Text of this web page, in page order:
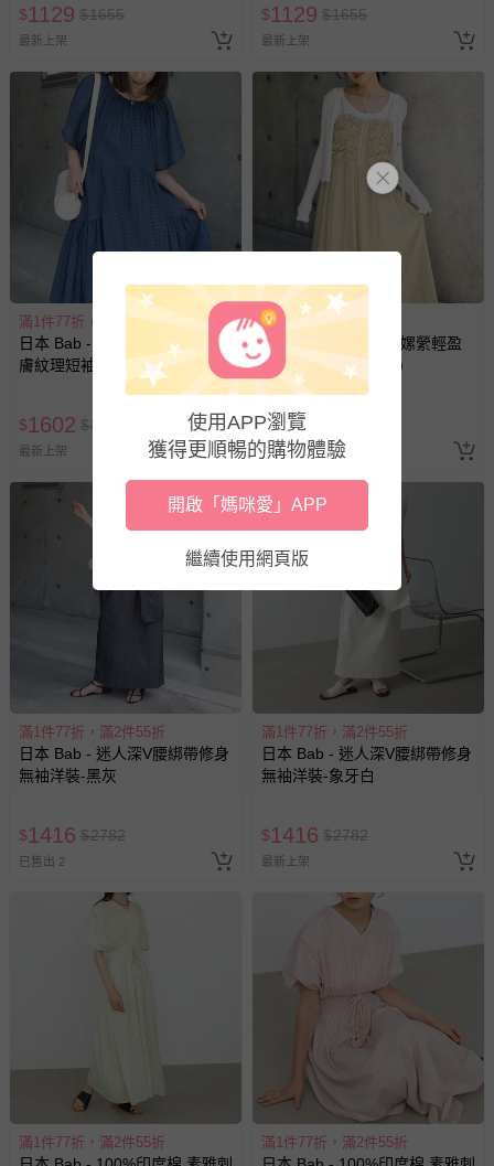
$1129 $1655
最新上架
$1129 $1655
最新上架
滿1件77折，滿2件55折
日本 Bab - 前後2way飄逸感透
膚紋理短袖洋裝-海軍藍
$1602 $3153
最新上架
滿1件6折，滿2件5折
日本 Bab - 唯美皺摺嫘縈輕盈
細肩帶洋裝-米杏 (M)
$1184
最新上架
滿1件77折，滿2件55折
日本 Bab - 迷人深V腰綁帶修身
無袖洋裝-黑灰
$1416 $2782
已售出 2
滿1件77折，滿2件55折
日本 Bab - 迷人深V腰綁帶修身
無袖洋裝-象牙白
$1416 $2782
最新上架
滿1件77折，滿2件55折 滿1件77折，滿2件55折
使用APP瀏覽
獲得更順暢的購物體驗
開啟「媽咪愛」APP
繼續使用網頁版